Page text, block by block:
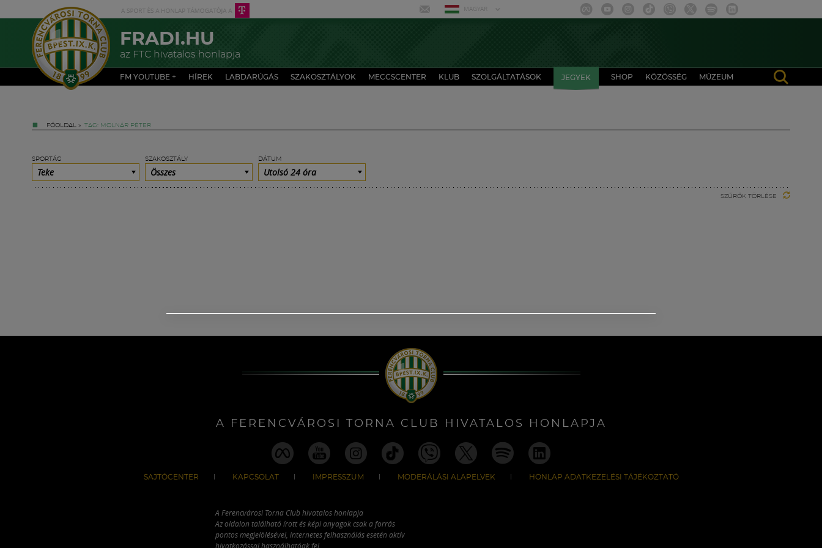
MAGYAR
FRADI.HU
az FTC hivatalos honlapja
FM YOUTUBE + HÍREK LABDARÚGÁS SZAKOSZTÁLYOK MECCSCENTER KLUB SZOLGÁLTATÁSOK JEGYEK SHOP KÖZÖSSÉG MÚZEUM
FŐOLDAL » TAG: MOLNÁR PÉTER
SPORTÁG
Teke
SZAKOSZTÁLY
Összes
DÁTUM
Utolsó 24 óra
SZŰRŐK TÖRLÉSE
A FERENCVÁROSI TORNA CLUB HIVATALOS HONLAPJA
SAJTÓCENTER KAPCSOLAT IMPRESSZUM MODERÁLÁSI ALAPELVEK HONLAP ADATKEZELÉSI TÁJÉKOZTATÓ
A Ferencvárosi Torna Club hivatalos honlapja
Az oldalon található írott és képi anyagok csak a forrás
pontos megjelölésével, internetes felhasználás esetén aktív
hivatkozással használhatóak fel.